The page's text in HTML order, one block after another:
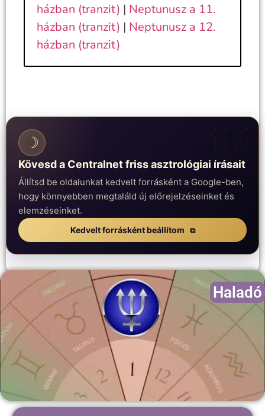
házban (tranzit) | Neptunusz a 11.
házban (tranzit) | Neptunusz a 12.
házban (tranzit)
☽
Kövesd a Centralnet friss asztrológiai írásait
Állítsd be oldalunkat kedvelt forrásként a Google-ben,
hogy könnyebben megtaláld új előrejelzéseinket és
elemzéseinket.
Kedvelt forrásként beállítom
Haladó